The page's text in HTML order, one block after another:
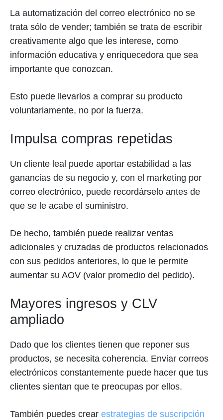
La automatización del correo electrónico no se
trata sólo de vender; también se trata de escribir
creativamente algo que les interese, como
información educativa y enriquecedora que sea
importante que conozcan.
Esto puede llevarlos a comprar su producto
voluntariamente, no por la fuerza.
Impulsa compras repetidas
Un cliente leal puede aportar estabilidad a las
ganancias de su negocio y, con el marketing por
correo electrónico, puede recordárselo antes de
que se le acabe el suministro.
De hecho, también puede realizar ventas
adicionales y cruzadas de productos relacionados
con sus pedidos anteriores, lo que le permite
aumentar su AOV (valor promedio del pedido).
Mayores ingresos y CLV
ampliado
Dado que los clientes tienen que reponer sus
productos, se necesita coherencia. Enviar correos
electrónicos constantemente puede hacer que tus
clientes sientan que te preocupas por ellos.
También puedes crear estrategias de suscripción